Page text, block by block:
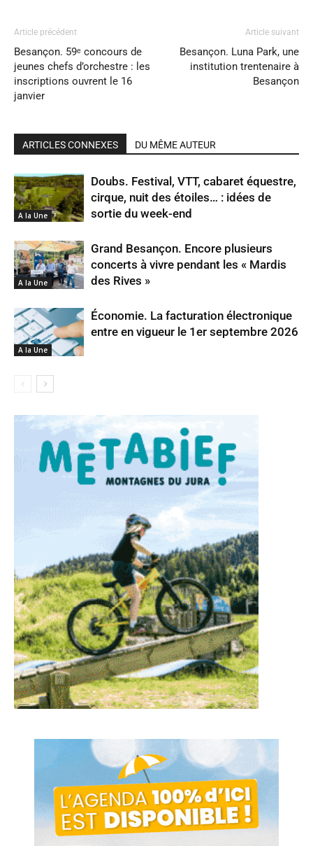
Article précédent
Besançon. 59ᵉ concours de
jeunes chefs d’orchestre : les
inscriptions ouvrent le 16
janvier
Article suivant
Besançon. Luna Park, une
institution trentenaire à
Besançon
ARTICLES CONNEXES DU MÊME AUTEUR
A la Une
Doubs. Festival, VTT, cabaret équestre,
cirque, nuit des étoiles… : idées de
sortie du week-end
A la Une
Grand Besançon. Encore plusieurs
concerts à vivre pendant les « Mardis
des Rives »
A la Une
Économie. La facturation électronique
entre en vigueur le 1er septembre 2026